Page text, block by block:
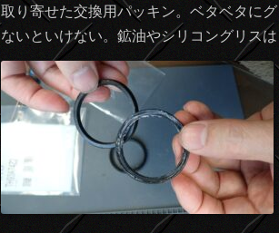
取り寄せた交換用パッキン。ベタベタに
ないといけない。鉱油やシリコングリス